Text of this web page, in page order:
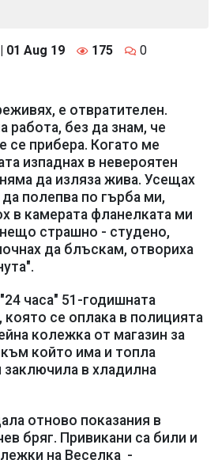
01 Aug 19 175 0
е отвратителен.
работа, без да знам, че
се прибера. Когато ме
изпаднах в невероятен
да изляза жива. Усещах
полепва по гърба ми,
в камерата фланелката ми
страшно - студено,
да блъскам, отвориха
часа" 51-годишната
се оплака в полицията
колежка от магазин за
който има и топла
заключила в хладилна
отново показания в
бряг. Привикани са били и
на Веселка -